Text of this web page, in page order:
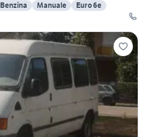
Benzina Manuale
Euro 6e